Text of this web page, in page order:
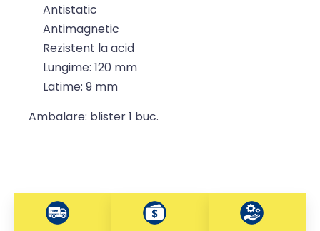
Antistatic
Antimagnetic
Rezistent la acid
Lungime: 120 mm
Latime: 9 mm
Ambalare: blister 1 buc.